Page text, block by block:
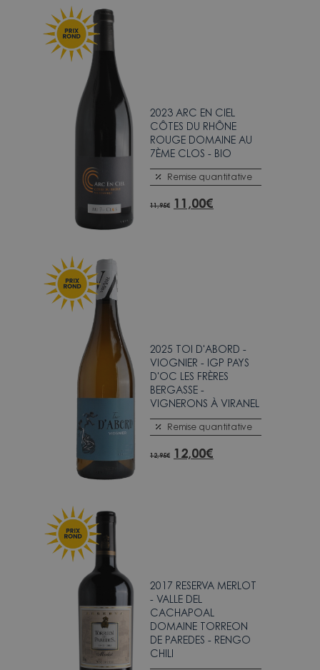
2023 ARC EN CIEL
CÔTES DU RHÔNE
ROUGE DOMAINE AU
7ÈME CLOS - BIO
Remise quantitative
11,95€ 11,00€
2025 TOI D'ABORD -
VIOGNIER - IGP PAYS
D'OC LES FRÈRES
BERGASSE -
VIGNERONS À VIRANEL
Remise quantitative
12,95€ 12,00€
2017 RESERVA MERLOT
- VALLE DEL
CACHAPOAL
DOMAINE TORREON
DE PAREDES - RENGO
CHILI